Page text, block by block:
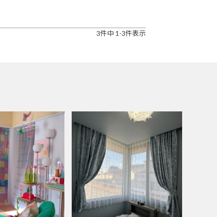
3件中 1 -3件表示